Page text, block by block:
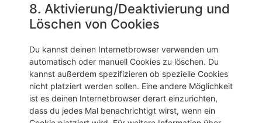
8. Aktivierung/Deaktivierung und
Löschen von Cookies
Du kannst deinen Internetbrowser verwenden um
automatisch oder manuell Cookies zu löschen. Du
kannst außerdem spezifizieren ob spezielle Cookies
nicht platziert werden sollen. Eine andere Möglichkeit
ist es deinen Internetbrowser derart einzurichten,
dass du jedes Mal benachrichtigt wirst, wenn ein